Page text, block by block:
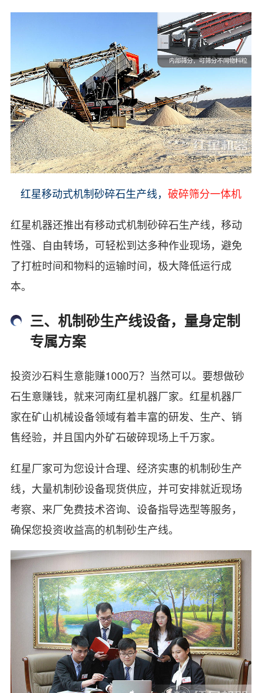
红星移动式机制砂碎石生产线， 破碎筛分一体机
红星机器还推出有移动式机制砂碎石生产线，移动
性强、自由转场，可轻松到达多种作业现场，避免
了打桩时间和物料的运输时间，极大降低运行成
本。
三、机制砂生产线设备，量身定制
专属方案
投资沙石料生意能赚1000万？当然可以。要想做砂
石生意赚钱，就来河南红星机器厂家。红星机器厂
家在矿山机械设备领域有着丰富的研发、生产、销
售经验，并且国内外矿石破碎现场上千万家。
红星厂家可为您设计合理、经济实惠的机制砂生产
线，大量机制砂设备现货供应，并可安排就近现场
考察、来厂免费技术咨询、设备指导选型等服务，
确保您投资收益高的机制砂生产线。